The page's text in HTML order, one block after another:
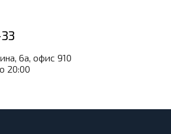
6а, офис 910
20:00